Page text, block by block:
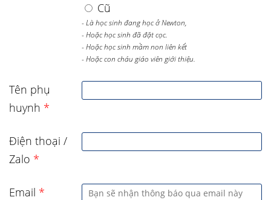
Cũ
- Là học sinh đang học ở Newton,
- Hoặc học sinh đã đặt cọc.
- Hoặc học sinh mầm non liên kết
- Hoặc con cháu giáo viên giới thiệu.
Tên phụ
huynh *
Điện thoại /
Zalo *
Email *